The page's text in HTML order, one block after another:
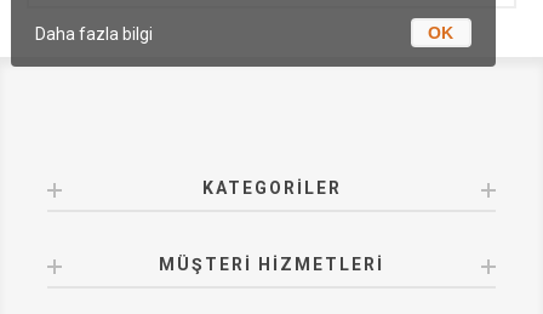
KATEGORILER
MÜŞTERI HIZMETLERI
OK
Daha fazla bilgi